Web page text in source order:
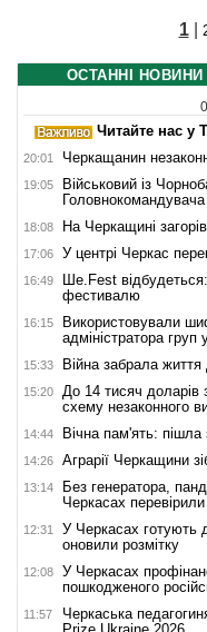
1|
ОСТАННІ НОВИНИ
Читайте нас у
20:01 Черкащанин
19:05
Військовий із
18:08 На Черкащині
17:06 У центрі Черкас
16:49
Ше.Fest
фестивалю
16:15
Використовували
адміністратора
15:33 Війна забрала життя
15:20
До 14 тисяч доларів
схему незаконного
14:44 Вічна пам'ять: пішла
14:26 Аграрії Черкащини
13:14
Без генератора,
Черкасах
12:31
У Черкасах готують
оновили розмітку
12:08
У Черкасах
пошкодженого
11:57
Черкаська